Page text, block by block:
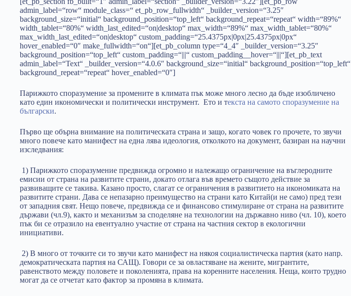
admin_label=“row“ module_class=“ et_pb_row_fullwidth“ _builder_version=“3.25″
background_size=“initial“ background_position=“top_left“ background_repeat=“repeat“ width=“89%“
width_tablet=“80%“ width_last_edited=“on|desktop“ max_width=“89%“ max_width_tablet=“80%“
max_width_last_edited=“on|desktop“ custom_padding=“25.4375px|0px|25.4375px|0px“
hover_enabled=“0″ make_fullwidth=“on“][et_pb_column type=“4_4″ _builder_version=“3.25″
background_position=“top_left“ custom_padding=“|||“ custom_padding__hover=“|||“][et_pb_text
admin_label=“Text“ _builder_version=“4.0.6″ background_size=“initial“ background_position=“top_left“
background_repeat=“repeat“ hover_enabled=“0″]
Парижкото споразумение за промените в климата пък може много лесно да бъде изобличено
като един икономически и политически инструмент. Ето и текста на самото споразумение на
български.
Първо ще обърна внимание на политическата страна и защо, когато човек го прочете, то звучи
много повече като манифест на една лява идеология, отколкото на документ, базиран на научни
изследвания:
1) Парижкото споразумение предвижда огромно и належащо ограничение на въглеродните
емисии от страна на развитите страни, докато отлага във времето същото действие за
развиващите се такива. Казано просто, слагат се ограничения в развитието на икономиката на
развитите страни. Дава се непазарно преимущество на страни като Китай(и не само) пред тези
от западния свят. Нещо повече, предвижда се и финансово стимулиране от страна на развитите
държави (чл.9), както и механизъм за споделяне на технологии на държавно ниво (чл. 10), което
пък би се отразило на евентуално участие от страна на частния сектор в екологични
инициативи.
2) В много от точките си то звучи като манифест на някоя социалистическа партия (като напр.
демократическата партия на САЩ). Говори се за овластяване на жените, мигрантите,
равенството между половете и поколенията, права на коренните населения. Неща, които трудно
могат да се отчетат като фактор за промяна в климата.